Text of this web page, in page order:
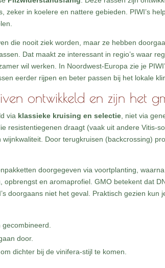
zeker in koelere en nattere gebieden. PIWI’s
die nooit ziek worden, maar ze hebben
Dat maakt ze interessant in regio’s waar
wil werken. In Noordwest-Europa zie je
eerder rijpen en beter passen bij het lokale
ontwikkeld en zijn het
via klassieke kruising en selectie , niet via
resistentiegenen draagt (vaak uit andere Vitis-
Door terugkruisen (backcrossing)
doorgegeven via voortplanting,
opbrengst en aromaprofiel. GMO betekent dat
doorgaans niet het geval. Praktisch gezien kun
door.
dichter bij de vinifera-stijl te komen.